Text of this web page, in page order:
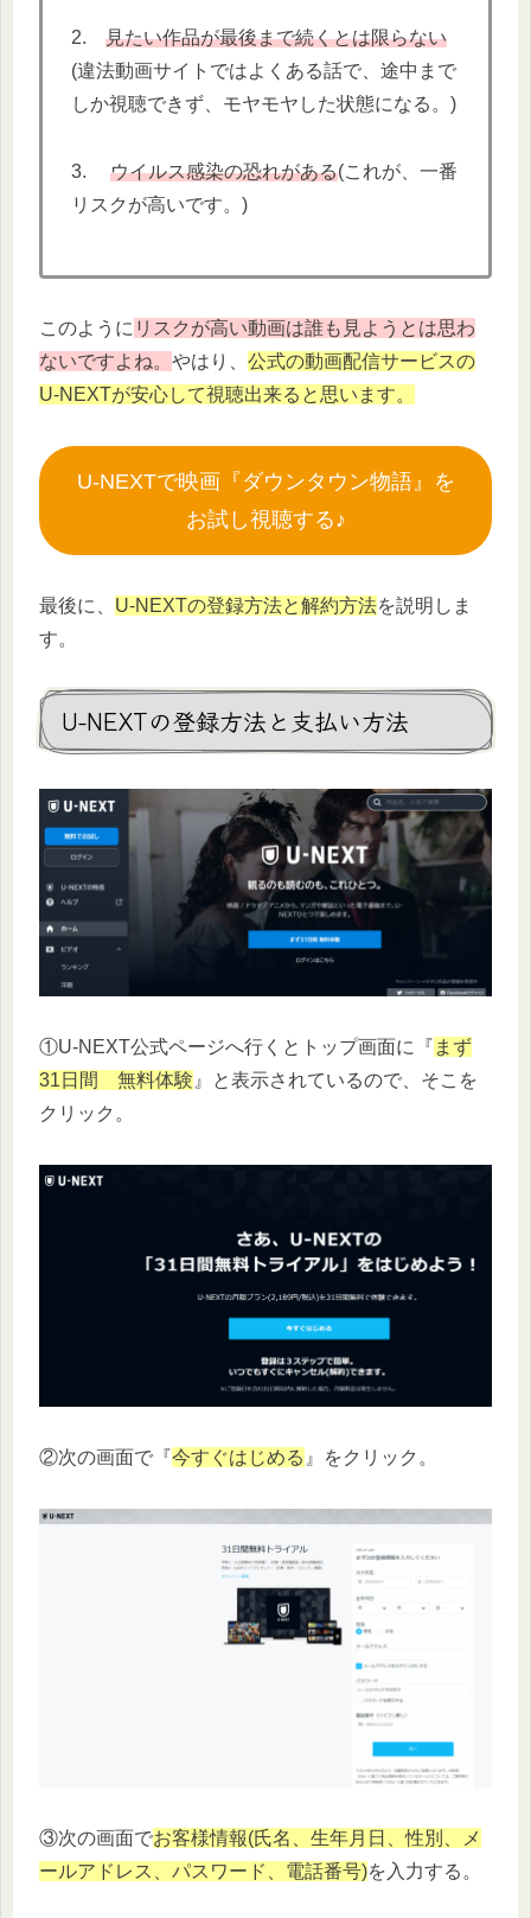
2. 見たい作品が最後まで続くとは限らない
(違法動画サイトではよくある話で、途中まで
しか視聴できず、モヤモヤした状態になる。)
3. ウイルス感染の恐れがある(これが、一番
リスクが高いです。)
このように リスクが高い動画は誰も見ようとは思わ
ないですよね。 やはり、 公式の動画配信サービスの
U-NEXTが安心して視聴出来ると思います。
U-NEXTで映画『ダウンタウン物語』を
お試し視聴する♪
最後に、 U-NEXTの登録方法と解約方法を説明しま
す。
U-NEXTの登録方法と支払い方法
①U-NEXT公式ページへ行くとトップ画面に『 まず
31日間 無料体験 』と表示されているので、そこを
クリック。
②次の画面で『今すぐはじめる 』をクリック。
③次の画面でお客様情報(氏名、生年月日、性別、メ
ールアドレス、パスワード、電話番号)を入力する。